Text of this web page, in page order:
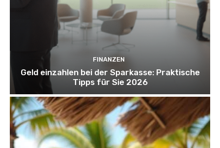
FINANZEN
Geld einzahlen bei der Sparkasse: Praktische
Tipps für Sie 2026